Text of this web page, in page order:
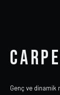
CARPE
Genç ve dinamik